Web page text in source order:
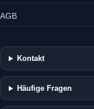
AGB
Kontakt
Häufige Fragen